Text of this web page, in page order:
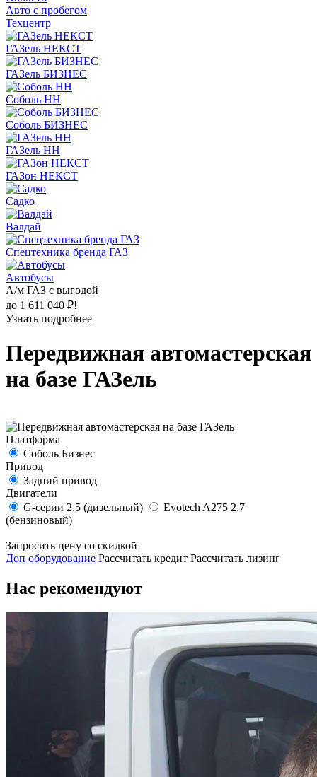
Авто с пробегом
Техцентр
ГАЗель НЕКСТ
ГАЗель БИЗНЕС
Соболь НН
Соболь БИЗНЕС
ГАЗель НН
ГАЗон НЕКСТ
Садко
Валдай
Спецтехника бренда ГАЗ
Автобусы
А/м ГАЗ с выгодой
до 1 611 040 ₽!
Узнать подробнее
Передвижная автомастерская
на базе ГАЗель
Платформа
Соболь Бизнес
Привод
Задний привод
Двигатели
G-серии 2.5 (дизельный)
Evotech A275 2.7
(бензиновый)
Запросить цену со скидкой
Доп оборудование Рассчитать кредит Рассчитать лизинг
Нас рекомендуют